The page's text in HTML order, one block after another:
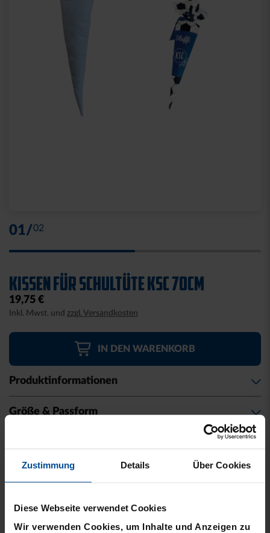
Zustimmung Details Über Cookies
Diese Webseite verwendet Cookies
Wir verwenden Cookies, um Inhalte und Anzeigen zu
01/02
the
beginning
of
the
gallery
KISSEN FÜR SCHULTÜTE KSC 70CM
19,75 €
Inkl. Mwst. und zzgl. Versandkosten
IN DEN WARENKORB
Produktinformationen
Größe & Passform
Herstellerangaben
Kostenlose Lieferung für DREI60-